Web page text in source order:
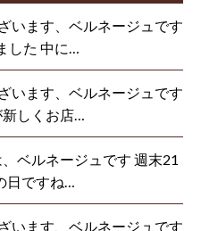
います、ベルネージュです
した 中に…
います、ベルネージュです
新しくお店…
ベルネージュです 週末21
日ですね…
います、ベルネージュです